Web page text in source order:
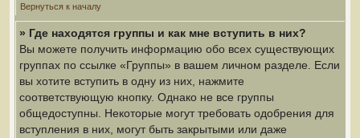
Вернуться к началу
» Где находятся группы и как мне вступить в них?
Вы можете получить информацию обо всех существующих
группах по ссылке «Группы» в вашем личном разделе. Если
вы хотите вступить в одну из них, нажмите
соответствующую кнопку. Однако не все группы
общедоступны. Некоторые могут требовать одобрения для
вступления в них, могут быть закрытыми или даже